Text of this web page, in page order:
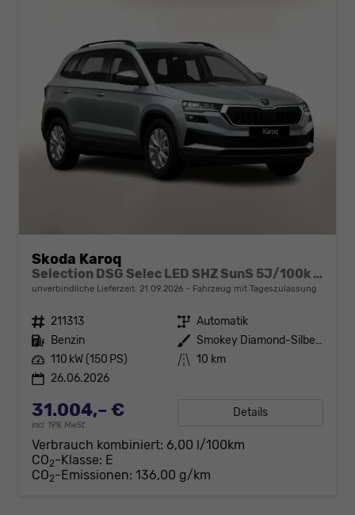
Skoda Karoq
Selection DSG Selec LED SHZ SunS 5J/100k Temp VirtC
unverbindliche Lieferzeit: 21.09.2026 Fahrzeug mit Tageszulassung
Fahrzeugnr. 211313 Getriebe Automatik
Kraftstoff Benzin Außenfarbe
Smokey Diamond-Silber Metallic
Leistung 110 kW (150 PS) Kilometerstand 10 km
26.06.2026
31.004,– €
incl. 19% MwSt.
Details
Verbrauch kombiniert: 6,00 l/100km
CO2-Klasse: E
CO2-Emissionen: 136,00 g/km